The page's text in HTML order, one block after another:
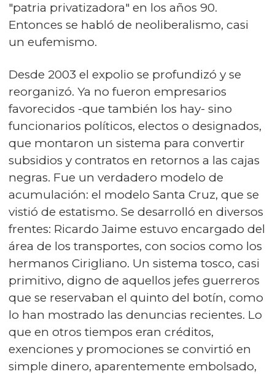
"patria privatizadora" en los años 90.
Entonces se habló de neoliberalismo, casi
un eufemismo.
Desde 2003 el expolio se profundizó y se
reorganizó. Ya no fueron empresarios
favorecidos -que también los hay- sino
funcionarios políticos, electos o designados,
que montaron un sistema para convertir
subsidios y contratos en retornos a las cajas
negras. Fue un verdadero modelo de
acumulación: el modelo Santa Cruz, que se
vistió de estatismo. Se desarrolló en diversos
frentes: Ricardo Jaime estuvo encargado del
área de los transportes, con socios como los
hermanos Cirigliano. Un sistema tosco, casi
primitivo, digno de aquellos jefes guerreros
que se reservaban el quinto del botín, como
lo han mostrado las denuncias recientes. Lo
que en otros tiempos eran créditos,
exenciones y promociones se convirtió en
simple dinero, aparentemente embolsado,